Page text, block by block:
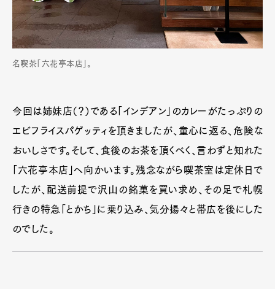
Official Columnist
About
Contact
Pen international Pen tw
名喫茶「六花亭本店」。
今回は姉妹店（？）である「インデアン」のカレーがたっぷりの
エビフライスパゲッティを頂きましたが、童心に返る、危険な
おいしさです。そして、食後のお茶を頂くべく、言わずと知れた
「六花亭本店」へ向かいます。残念ながら喫茶室は定休日で
したが、配送前提で沢山の銘菓を買い求め、その足で札幌
行きの特急「とかち」に乗り込み、気分揚々と帯広を後にした
のでした。